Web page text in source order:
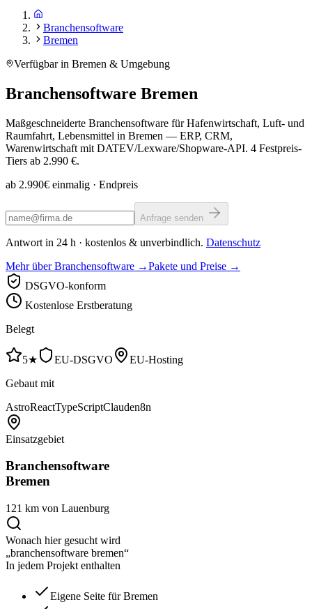
Branchensoftware
Bremen
Verfügbar in Bremen & Umgebung
Branchensoftware Bremen
Maßgeschneiderte Branchensoftware für Hafenwirtschaft, Luft- und
Raumfahrt, Lebensmittel in Bremen — ERP, CRM,
Warenwirtschaft mit DATEV/Lexware/Shopware-API. 4 Festpreis-
Tiers ab 2.990 €.
ab 2.990€ einmalig · Endpreis
Anfrage senden
Antwort in 24 h · kostenlos & unverbindlich. Datenschutz
Mehr über Branchensoftware →Pakete und Preise →
DSGVO-konform
Kostenlose Erstberatung
Belegt
5★ EU-DSGVO
EU-Hosting
Gebaut mit
AstroReactTypeScriptClauden8n
Einsatzgebiet
Branchensoftware
Bremen
121 km von Lauenburg
Wonach hier gesucht wird
„branchensoftware bremen“
In jedem Projekt enthalten
Eigene Seite für Bremen